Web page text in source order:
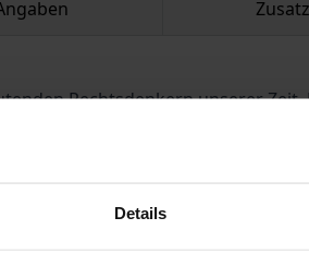
Details
Rechtsdenkern unserer
weiten Spektrum
Francesco D’Agostino,
Jens Petersen, Frank Saliger,